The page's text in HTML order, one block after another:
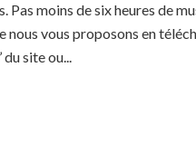
Pas moins de six heures de
nous vous proposons en
du site ou...